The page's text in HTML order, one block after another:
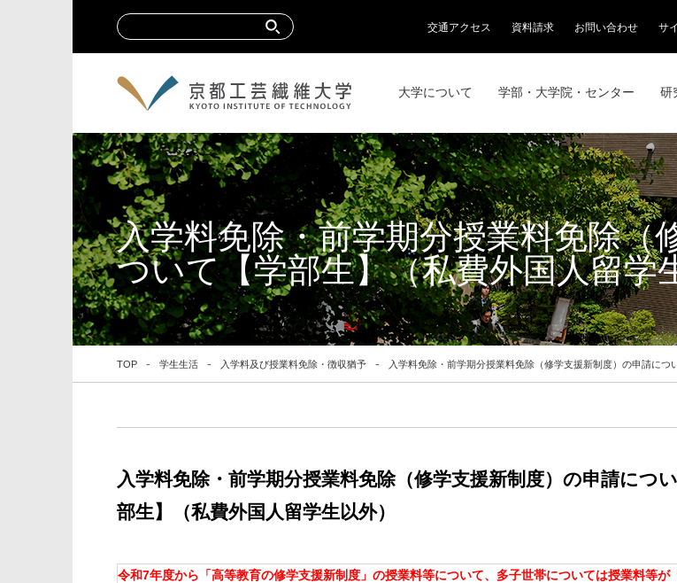
交通アクセス 資料請求 お問い合わせ サ
大学について 学部・大学院・センター 研
入学料免除・前学期分授業料免除（
ついて【学部生】（私費外国人留学
TOP 学生生活 入学料及び授業料免除・徴収猶予 入学料免除・前学期分授業料免除（修学支援新制度）の申請につ
入学料免除・前学期分授業料免除（修学支援新制度）の申請につ
部生】（私費外国人留学生以外）
令和7年度から「高等教育の修学支援新制度」の授業料等について、多子世帯については授業料等が